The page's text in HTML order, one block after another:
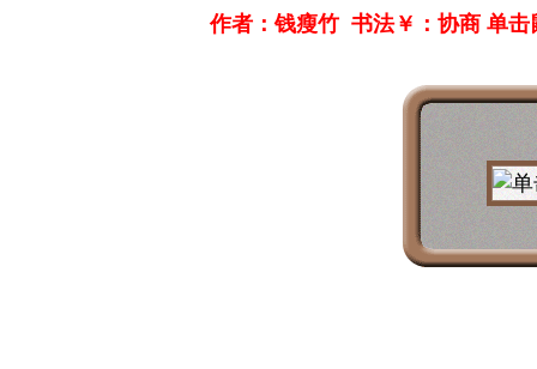
作者：钱瘦竹 书法￥：协商 单击